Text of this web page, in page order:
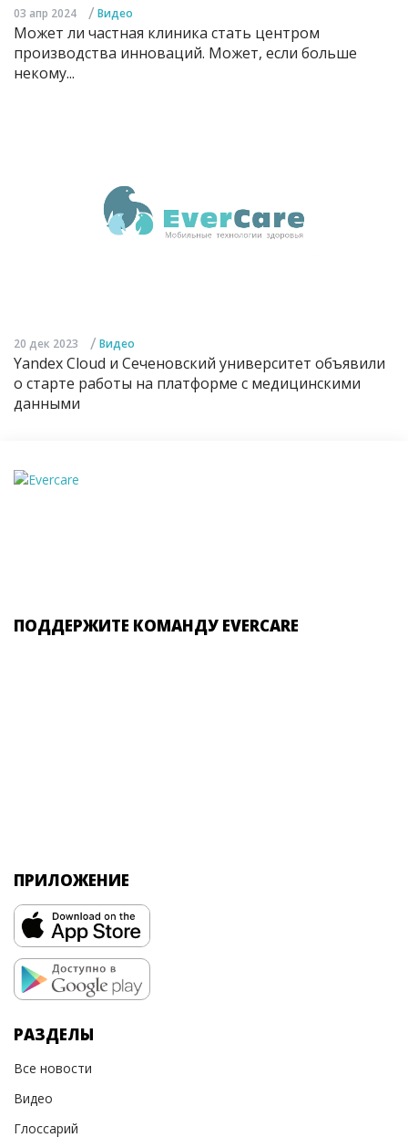
03 апр 2024 / Видео
Может ли частная клиника стать центром
производства инноваций. Может, если больше
некому...
20 дек 2023 / Видео
Yandex Cloud и Сеченовский университет объявили
о старте работы на платформе с медицинскими
данными
ПОДДЕРЖИТЕ КОМАНДУ EVERCARE
ПРИЛОЖЕНИЕ
РАЗДЕЛЫ
Все новости
Видео
Глоссарий